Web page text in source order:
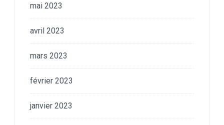
mai 2023
avril 2023
mars 2023
février 2023
janvier 2023